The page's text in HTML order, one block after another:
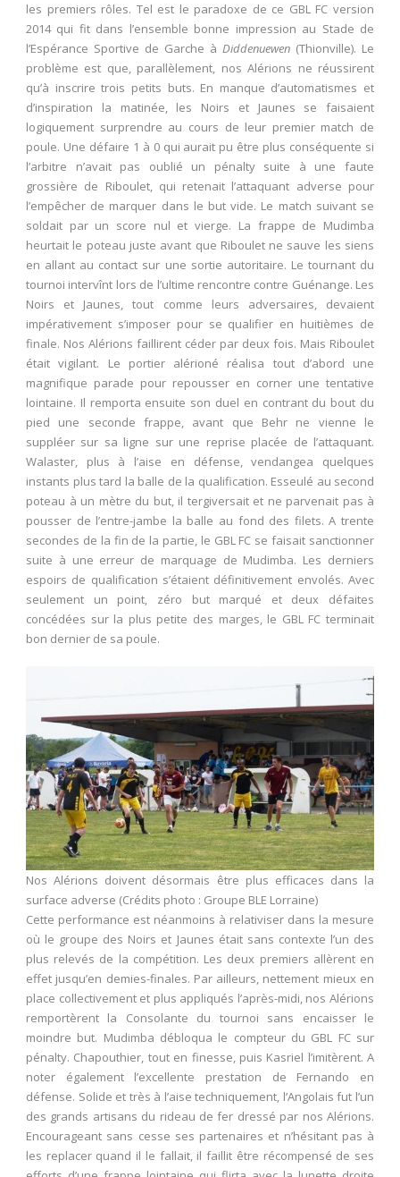
les premiers rôles. Tel est le paradoxe de ce GBL FC version
2014 qui fit dans l’ensemble bonne impression au Stade de
l’Espérance Sportive de Garche à Diddenuewen (Thionville). Le
problème est que, parallèlement, nos Alérions ne réussirent
qu’à inscrire trois petits buts. En manque d’automatismes et
d’inspiration la matinée, les Noirs et Jaunes se faisaient
logiquement surprendre au cours de leur premier match de
poule. Une défaire 1 à 0 qui aurait pu être plus conséquente si
l’arbitre n’avait pas oublié un pénalty suite à une faute
grossière de Riboulet, qui retenait l’attaquant adverse pour
l’empêcher de marquer dans le but vide. Le match suivant se
soldait par un score nul et vierge. La frappe de Mudimba
heurtait le poteau juste avant que Riboulet ne sauve les siens
en allant au contact sur une sortie autoritaire. Le tournant du
tournoi intervînt lors de l’ultime rencontre contre Guénange. Les
Noirs et Jaunes, tout comme leurs adversaires, devaient
impérativement s’imposer pour se qualifier en huitièmes de
finale. Nos Alérions faillirent céder par deux fois. Mais Riboulet
était vigilant. Le portier alérioné réalisa tout d’abord une
magnifique parade pour repousser en corner une tentative
lointaine. Il remporta ensuite son duel en contrant du bout du
pied une seconde frappe, avant que Behr ne vienne le
suppléer sur sa ligne sur une reprise placée de l’attaquant.
Walaster, plus à l’aise en défense, vendangea quelques
instants plus tard la balle de la qualification. Esseulé au second
poteau à un mètre du but, il tergiversait et ne parvenait pas à
pousser de l’entre-jambe la balle au fond des filets. A trente
secondes de la fin de la partie, le GBL FC se faisait sanctionner
suite à une erreur de marquage de Mudimba. Les derniers
espoirs de qualification s’étaient définitivement envolés. Avec
seulement un point, zéro but marqué et deux défaites
concédées sur la plus petite des marges, le GBL FC terminait
bon dernier de sa poule.
Nos Alérions doivent désormais être plus efficaces dans la
surface adverse (Crédits photo : Groupe BLE Lorraine)
Cette performance est néanmoins à relativiser dans la mesure
où le groupe des Noirs et Jaunes était sans contexte l’un des
plus relevés de la compétition. Les deux premiers allèrent en
effet jusqu’en demies-finales. Par ailleurs, nettement mieux en
place collectivement et plus appliqués l’après-midi, nos Alérions
remportèrent la Consolante du tournoi sans encaisser le
moindre but. Mudimba débloqua le compteur du GBL FC sur
pénalty. Chapouthier, tout en finesse, puis Kasriel l’imitèrent. A
noter également l’excellente prestation de Fernando en
défense. Solide et très à l’aise techniquement, l’Angolais fut l’un
des grands artisans du rideau de fer dressé par nos Alérions.
Encourageant sans cesse ses partenaires et n’hésitant pas à
les replacer quand il le fallait, il faillit être récompensé de ses